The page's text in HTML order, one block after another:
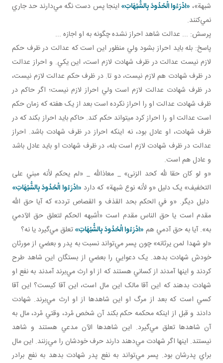
شبهة»، «ادْرَءُوا الْحُدُودَ بِالشُّبُهَاتِ» اينجا پس دست نگه مي‌دارند حد جاري
نمي‌کنند.
پرسش: ... عدالت شاهد احراز نشده چگونه به او اجازه ...
پاسخ: بله بايد احراز بشود ولي منظور اين است که عدالت در ظرف حکم
لازم نيست عدالت در ظرف شهادت لازم است، اين يکي. و احراز عدالت
در ظرف شهادت هم لازم نيست، دو تا. در ظرف حکم عدالت لازم نيست،
در ظرف شهادت عدالت لازم است ولي احراز لازم نيست؛ اگر حاکم در
ظرف شهادت عدالت او را احراز نکرده است بعد از يک هفته که زمان حکم
است عدالت او را احراز کرد می­تواند حکم کند. حاکم بايد احراز بکند که در
ظرف شهادت، او عادل بود، نه اينکه احراز در ظرف شهادت باشد. احراز
عدالت در ظرف شهادت لازم است بله، در ظرف شهادت او بايد عادل باشد
و عادل هم است.
«و لو كان حقا لله كحد الزنى» _ معاذالله _ «لم يحكم لأنه مبني على
التخفيف» يک دليل «و لأنه نوع شبهة» که دارد «ادْرَءُوا الْحُدُودَ بِالشُّبُهَاتِ»
دليل ديگر. «و في الحكم بحد القذف و القصاص تردد» که آيا حق الله
مقدم است يا حق الناس مقدم است «أشبهه الحكم لتعلق حق الآدمي
به». آيا به حق آدمي هم «ادْرَءُوا الْحُدُودَ بِالشُّبُهَاتِ»تعلق مي‌گيرد يا نه؟
«لو شهدا لمن يرثانه» چون پسر مي‌تواند نسبت به پدر و بعضي از مورثان
خودش شهادت بدهد. يک دعوايي را بعضي از بستگان اين شاهد طرح
کردند و اينها آمدند از کساني‌ هستند که از او ارث مي‌برند آمدند به نفع او
شهادت بدهند که اين آقا مالک اين مال است، اين آقا کيست؟ اين آقا
کسي است که بعد از مرگ او اين شاهدها از او ارث مي‌برند. شهادت
دادند و قبل از اينکه محکمه حکم بکند آن شخص مُرد، وقتي مُرد، مال به
آن شاهدها تعلق مي‌گيرد. اين شاهدها الآن مدعي‌ هستند و شاهد
نيستند. اينها اگر شهادت مي‌دهند دارند حرف خودشان را مي‌زنند. اين مال
براي پدرشان بود. پسر مي‌تواند به نفع پدر شهادت بدهد به نفع برادر